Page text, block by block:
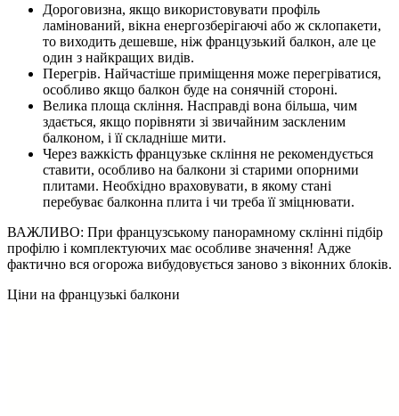
Дороговизна, якщо використовувати профіль
ламінований, вікна енергозберігаючі або ж склопакети,
то виходить дешевше, ніж французький балкон, але це
один з найкращих видів.
Перегрів. Найчастіше приміщення може перегріватися,
особливо якщо балкон буде на сонячній стороні.
Велика площа скління. Насправді вона більша, чим
здається, якщо порівняти зі звичайним заскленим
балконом, і її складніше мити.
Через важкість французьке скління не рекомендується
ставити, особливо на балкони зі старими опорними
плитами. Необхідно враховувати, в якому стані
перебуває балконна плита і чи треба її зміцнювати.
ВАЖЛИВО: При французському панорамному склінні підбір
профілю і комплектуючих має особливе значення! Адже
фактично вся огорожа вибудовується заново з віконних блоків.
Ціни на французькі балкони